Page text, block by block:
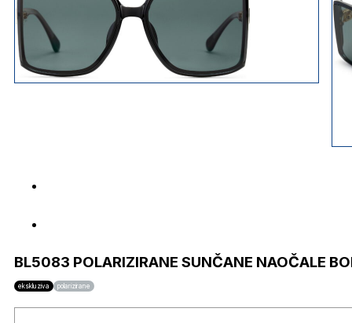
BL5083 POLARIZIRANE SUNČANE NAOČALE
ekskluziva polarizirane